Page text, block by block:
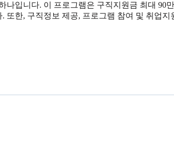
입니다. 이 프로그램은 구직지원금 최대 90
또한, 구직정보 제공, 프로그램 참여 및 취업지